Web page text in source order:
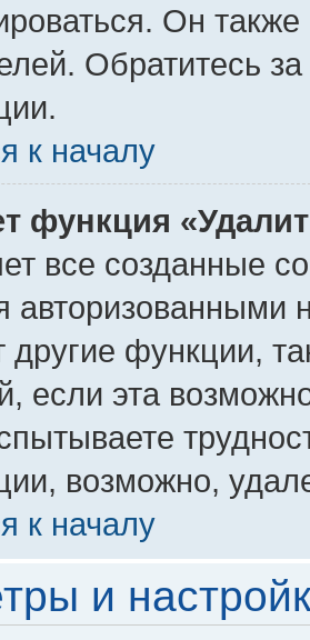
Он
Обратитесь
к началу
функция
все созданные
авторизованными
другие функции,
если эта
возможно,
к началу
и